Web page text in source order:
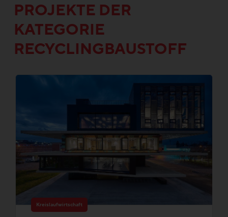
PROJEKTE DER
KATEGORIE
RECYCLINGBAUSTOFF
Kreislaufwirtschaft